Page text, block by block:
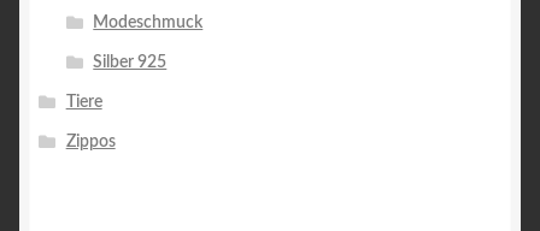
Modeschmuck
Silber 925
Tiere
Zippos